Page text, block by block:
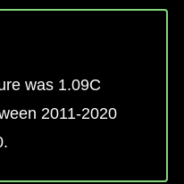
was 1.09C
2011-2020